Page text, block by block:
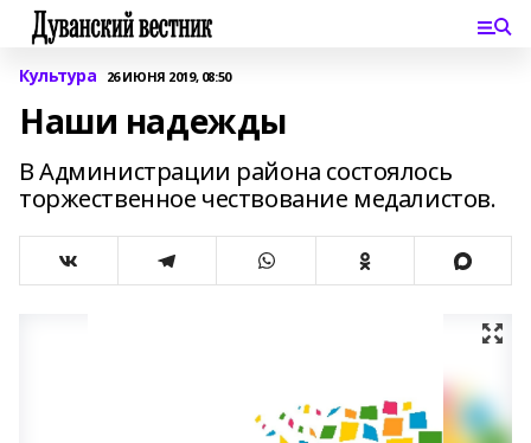
Культура 26 ИЮНЯ 2019, 08:50
Наши надежды
В Администрации района состоялось
торжественное чествование медалистов.